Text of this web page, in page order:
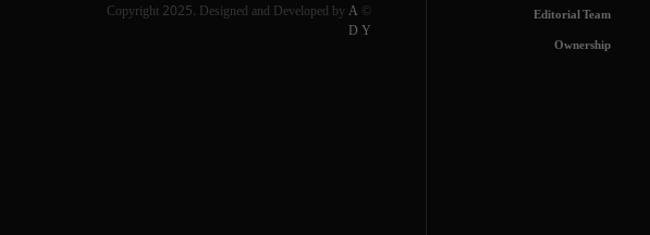
Editorial Team
Ownership
© Copyright 2025. Designed and Developed by
A
D Y